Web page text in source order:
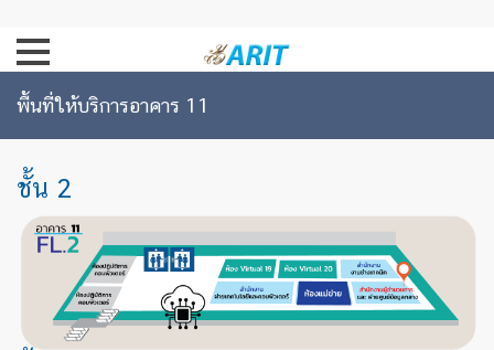
พื้นที่ให้บริการอาคาร 11
ชั้น 2